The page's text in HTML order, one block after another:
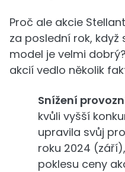
Proč ale akcie
za poslední rok, když
model je velmi
akcií vedlo několik
Snížení
kvůli vyšší
upravila svůj
roku 2024
poklesu ceny